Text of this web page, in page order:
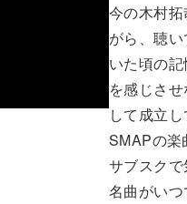
今の木村
がら、聴
いた頃の
を感じさ
して成立し
SMAPの楽
サブスク
名曲がい